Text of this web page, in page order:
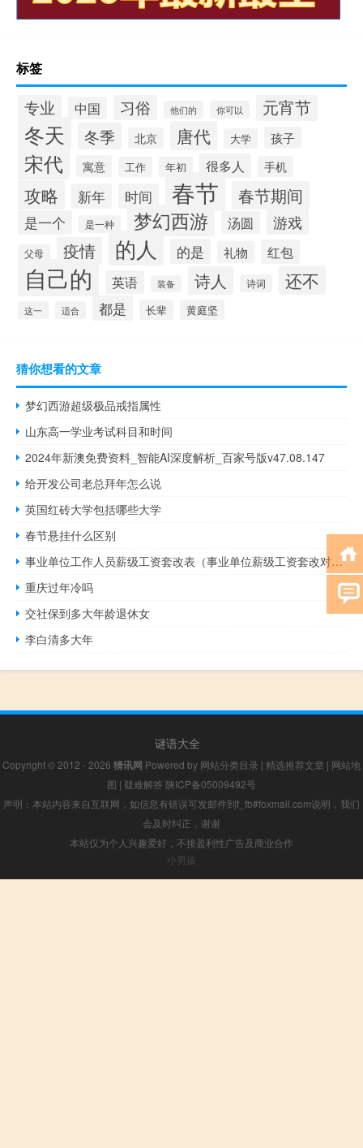
标签
专业 中国 习俗 他们的 你可以 元宵节
冬天 冬季 北京 唐代 大学 孩子
宋代 寓意 工作 年初 很多人 手机
攻略 新年 时间 春节 春节期间
是一个 是一种 梦幻西游 汤圆 游戏
父母 疫情 的人 的是 礼物 红包
自己的 英语 装备 诗人 诗词 还不
这一 适合 都是 长辈 黄庭坚
猜你想看的文章
梦幻西游超级极品戒指属性
山东高一学业考试科目和时间
2024年新澳免费资料_智能AI深度解析_百家号版v47.08.147
给开发公司老总拜年怎么说
英国红砖大学包括哪些大学
春节悬挂什么区别
事业单位工作人员薪级工资套改表（事业单位薪级工资套改对照表）
重庆过年冷吗
交社保到多大年龄退休女
李白清多大年
谜语大全
Copyright © 2012 - 2026 猜讯网 Powered by 网站分类目录 | 精选推荐文章 | 网站地
图 | 疑难解答 陕ICP备05009492号
声明：本站内容来自互联网，如信息有错误可发邮件到f_fb#foxmail.com说明，我们
会及时纠正，谢谢
本站仅为个人兴趣爱好，不接盈利性广告及商业合作
小男孩